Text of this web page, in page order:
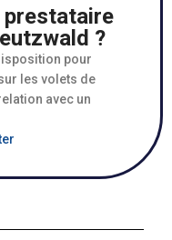
prestataire
?
pour
les volets de
avec un